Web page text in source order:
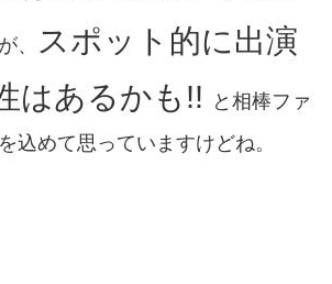
、
スポット的に出演
はあるかも!!
と相棒ファ
込めて思っていますけどね。